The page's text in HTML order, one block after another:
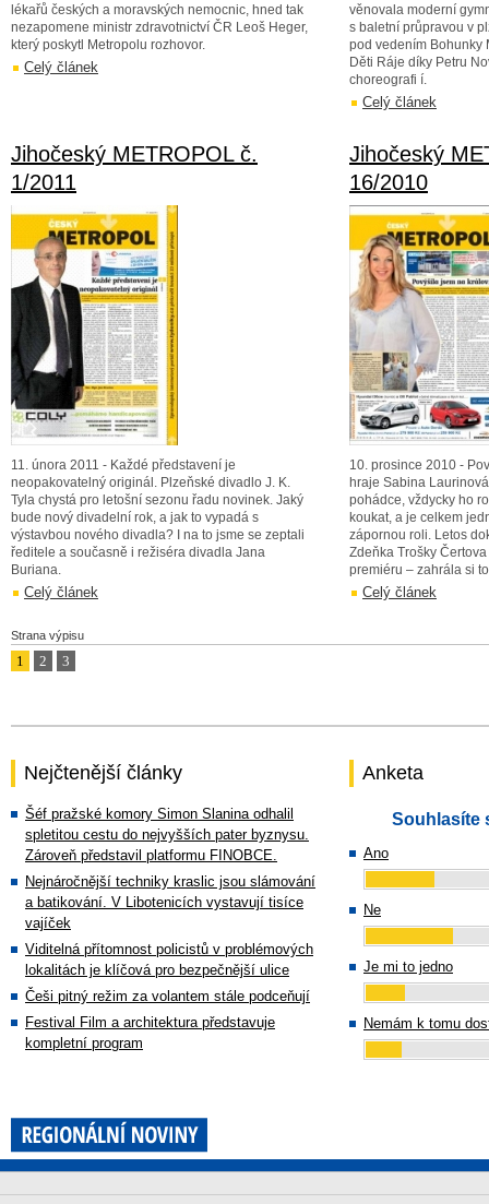
lékařů českých a moravských nemocnic, hned tak
nezapomene ministr zdravotnictví ČR Leoš Heger,
který poskytl Metropolu rozhovor.
Celý článek
věnovala moderní
s baletní průpravou v
pod vedením Bohunky
Děti Ráje díky Petru
choreografi í.
Celý článek
Jihočeský METROPOL č.
1/2011
11. února 2011 - Každé představení je
neopakovatelný originál. Plzeňské divadlo J. K.
Tyla chystá pro letošní sezonu řadu novinek. Jaký
bude nový divadelní rok, a jak to vypadá s
výstavbou nového divadla? I na to jsme se zeptali
ředitele a současně i režiséra divadla Jana
Buriana.
Celý článek
Jihočeský
16/2010
10. prosince 2010 -
hraje Sabina
pohádce, vždycky ho
koukat, a je celkem
zápornou roli. Letos
Zdeňka Trošky
premiéru – zahrála si
Celý článek
Strana výpisu
1 2 3
Nejčtenější články
Šéf pražské komory Simon Slanina odhalil
spletitou cestu do nejvyšších pater byznysu.
Zároveň představil platformu FINOBCE.
Nejnáročnější techniky kraslic jsou slámování
a batikování. V Libotenicích vystavují tisíce
vajíček
Viditelná přítomnost policistů v problémových
lokalitách je klíčová pro bezpečnější ulice
Češi pitný režim za volantem stále podceňují
Festival Film a architektura představuje
kompletní program
Anketa
Souhlasíte
Ano
Ne
Je mi to jedno
Nemám k tomu